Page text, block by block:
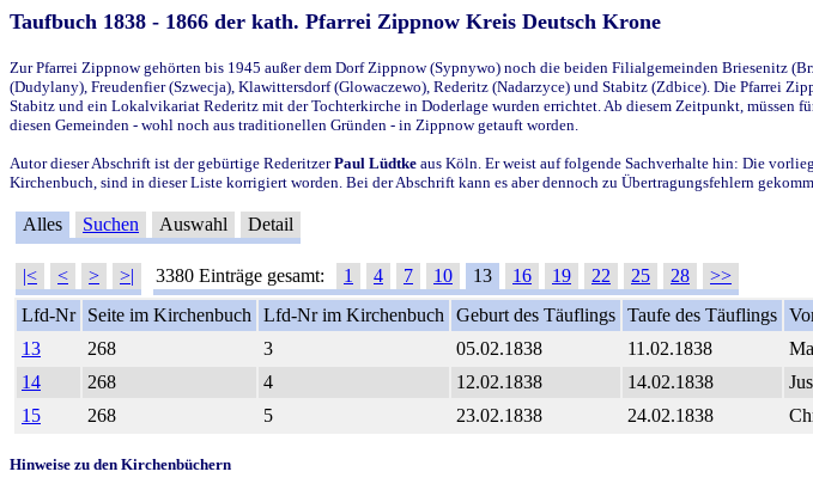
Taufbuch 1838 - 1866 der kath. Pfarrei Zippnow Kreis Deutsch Krone
Zur Pfarrei Zippnow gehörten bis 1945 außer dem Dorf Zippnow (Sypnywo) noch die beiden Filialgemeinden Briesenitz
(Dudylany), Freudenfier (Szwecja), Klawittersdorf (Glowaczewo), Rederitz (Nadarzyce) und Stabitz (Zdbice). Die Pfarrei
Stabitz und ein Lokalvikariat Rederitz mit der Tochterkirche in Doderlage wurden errichtet. Ab diesem Zeitpunkt, müssen
diesen Gemeinden - wohl noch aus traditionellen Gründen - in Zippnow getauft worden.
Autor dieser Abschrift ist der gebürtige RederitzerPaul Lüdtke aus Köln. Er weist auf folgende Sachverhalte hin: Die
Kirchenbuch, sind in dieser Liste korrigiert worden. Bei der Abschrift kann es aber dennoch zu Übertragungsfehlern
Alles Suchen Auswahl Detail
|< < > >| 3380 Einträge gesamt: 1 4 7 10 13 16 19 22 25 28
>>
Lfd-Nr
Seite im Kirchenbuch Lfd-Nr im Kirchenbuch Geburt des Täuflings Taufe des Täuflings
13
268 3 05.02.1838 11.02.1838
14
268 4 12.02.1838 14.02.1838
15
268 5 23.02.1838 24.02.1838
Hinweise zu den Kirchenbüchern